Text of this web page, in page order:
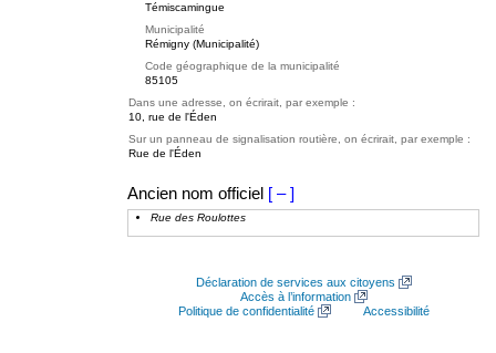
Témiscamingue
Municipalité
Rémigny (Municipalité)
Code géographique de la municipalité
85105
Dans une adresse, on écrirait, par exemple :
10, rue de l'Éden
Sur un panneau de signalisation routière, on écrirait, par exemple :
Rue de l'Éden
Ancien nom officiel [ – ]
Rue des Roulottes
Déclaration de services aux citoyens
Accès à l’information
Politique de confidentialité
Accessibilité